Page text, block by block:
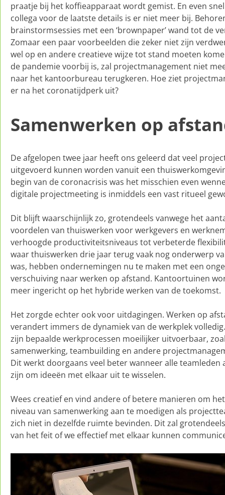
praatje bij het koffieapparaat wordt gemist. En even
collega voor de laatste details is er niet meer bij.
brainstormsessies met een ‘brownpaper’ wand tot de
Zomaar een paar voorbeelden die zeker niet zijn
wel op en andere creatieve wijze tot stand moeten
de pandemie voorbij is, zal projectmanagement niet
naar het kantoorbureau terugkeren. Hoe ziet
er na het coronatijdperk uit?
Samenwerken op
De afgelopen twee jaar heeft ons geleerd dat veel
uitgevoerd kunnen worden vanuit een
begin van de coronacrisis was het misschien even
digitale projectmeeting is inmiddels een vast ritueel
Dit blijft waarschijnlijk zo, grotendeels vanwege het
voordelen van thuiswerken voor werkgevers en
verhoogde productiviteitsniveaus tot verbeterde
waar thuiswerken drie jaar terug vaak nog onderwerp
was, hebben ondernemingen nu te maken met een
verschuiving naar werken op afstand. Kantoortuinen
meer ingericht op het hybride werken van de toekomst.
Het zorgde echter ook voor uitdagingen. Werken op
verandert immers de dynamiek van de werkplek
zijn bepaalde werkprocessen moeilijker uitvoerbaar,
samenwerking, teambuilding en andere
Dit werkt doorgaans veel beter wanneer alle teamleden
zijn om ideeën met elkaar uit te wisselen.
Wees creatief en vind andere of betere manieren om
niveau van samenwerking aan te moedigen als
zich niet in dezelfde ruimte bevinden. Dit zal
van het feit of we effectief met elkaar kunnen